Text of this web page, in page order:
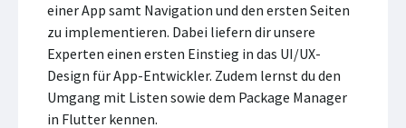
einer App samt Navigation und den ersten Seiten
zu implementieren. Dabei liefern dir unsere
Experten einen ersten Einstieg in das UI/UX-
Design für App-Entwickler. Zudem lernst du den
Umgang mit Listen sowie dem Package Manager
in Flutter kennen.